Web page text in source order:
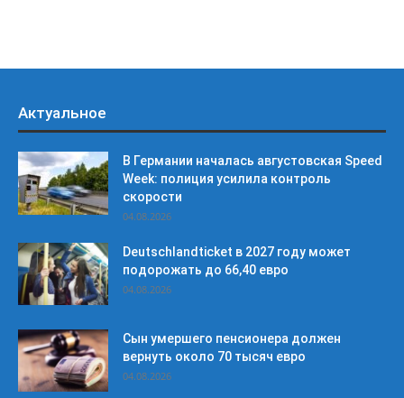
Актуальное
В Германии началась августовская Speed
Week: полиция усилила контроль
скорости
04.08.2026
Deutschlandticket в 2027 году может
подорожать до 66,40 евро
04.08.2026
Сын умершего пенсионера должен
вернуть около 70 тысяч евро
04.08.2026